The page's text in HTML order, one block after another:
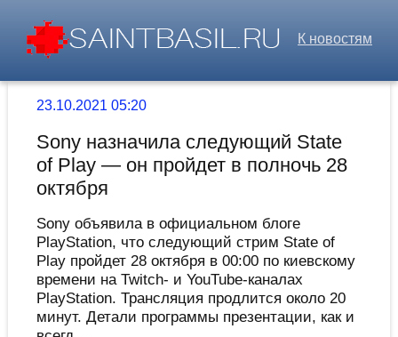
К новостям
23.10.2021 05:20
Sony назначила следующий State
of Play — он пройдет в полночь 28
октября
Sony объявила в официальном блоге
PlayStation, что следующий стрим State of
Play пройдет 28 октября в 00:00 по киевскому
времени на Twitch- и YouTube-каналах
PlayStation. Трансляция продлится около 20
минут. Детали программы презентации, как и